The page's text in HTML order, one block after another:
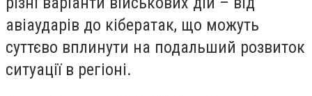
авіаударів до кібератак, що можуть
суттєво вплинути на подальший розвиток
ситуації в регіоні.